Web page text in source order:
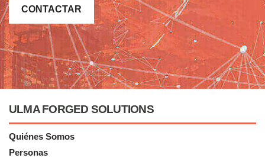
CONTACTAR
ULMA FORGED SOLUTIONS
Quiénes Somos
Personas